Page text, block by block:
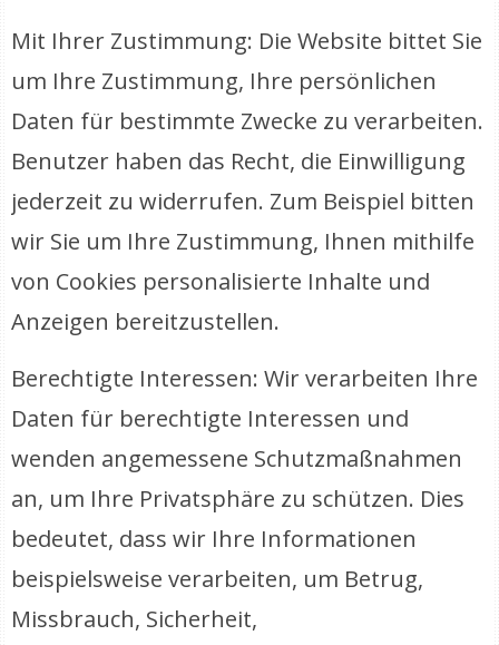
Mit Ihrer Zustimmung: Die Website bittet Sie
um Ihre Zustimmung, Ihre persönlichen
Daten für bestimmte Zwecke zu verarbeiten.
Benutzer haben das Recht, die Einwilligung
jederzeit zu widerrufen. Zum Beispiel bitten
wir Sie um Ihre Zustimmung, Ihnen mithilfe
von Cookies personalisierte Inhalte und
Anzeigen bereitzustellen.
Berechtigte Interessen: Wir verarbeiten Ihre
Daten für berechtigte Interessen und
wenden angemessene Schutzmaßnahmen
an, um Ihre Privatsphäre zu schützen. Dies
bedeutet, dass wir Ihre Informationen
beispielsweise verarbeiten, um Betrug,
Missbrauch, Sicherheit,